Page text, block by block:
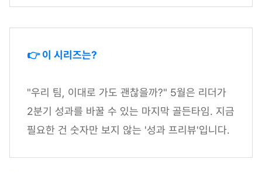
👉 이 시리즈는?
"우리 팀, 이대로 가도 괜찮을까?" 5월은 리더가
2분기 성과를 바꿀 수 있는 마지막 골든타임. 지금
필요한 건 숫자만 보지 않는 '성과 프리뷰'입니다.